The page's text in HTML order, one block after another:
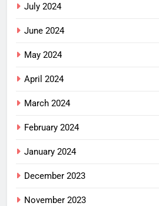
July 2024
June 2024
May 2024
April 2024
March 2024
February 2024
January 2024
December 2023
November 2023